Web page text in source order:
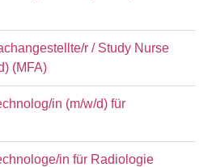
r / Study Nurse
(MFA)
in (m/w/d) für
in für Radiologie